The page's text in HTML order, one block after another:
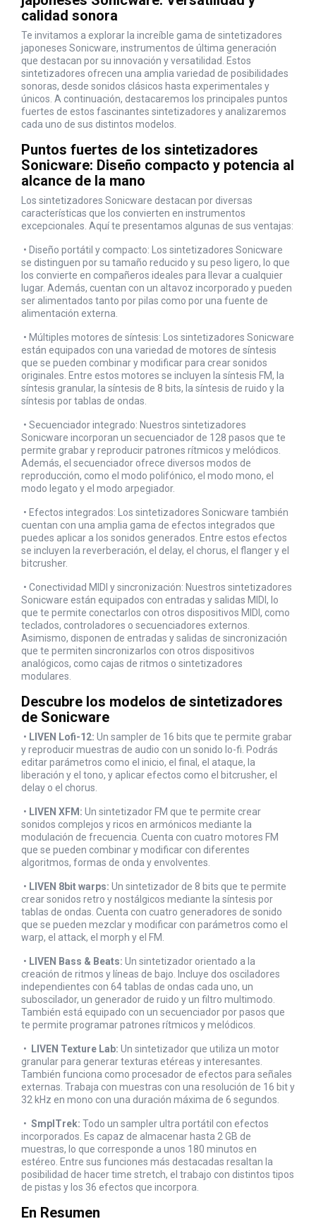
calidad sonora
Te invitamos a explorar la increíble gama de sintetizadores
japoneses Sonicware, instrumentos de última generación
que destacan por su innovación y versatilidad. Estos
sintetizadores ofrecen una amplia variedad de posibilidades
sonoras, desde sonidos clásicos hasta experimentales y
únicos. A continuación, destacaremos los principales puntos
fuertes de estos fascinantes sintetizadores y analizaremos
cada uno de sus distintos modelos.
Puntos fuertes de los sintetizadores
Sonicware: Diseño compacto y potencia al
alcance de la mano
Los sintetizadores Sonicware destacan por diversas
características que los convierten en instrumentos
excepcionales. Aquí te presentamos algunas de sus ventajas:
• Diseño portátil y compacto: Los sintetizadores Sonicware
se distinguen por su tamaño reducido y su peso ligero, lo que
los convierte en compañeros ideales para llevar a cualquier
lugar. Además, cuentan con un altavoz incorporado y pueden
ser alimentados tanto por pilas como por una fuente de
alimentación externa.
• Múltiples motores de síntesis: Los sintetizadores Sonicware
están equipados con una variedad de motores de síntesis
que se pueden combinar y modificar para crear sonidos
originales. Entre estos motores se incluyen la síntesis FM, la
síntesis granular, la síntesis de 8 bits, la síntesis de ruido y la
síntesis por tablas de ondas.
• Secuenciador integrado: Nuestros sintetizadores
Sonicware incorporan un secuenciador de 128 pasos que te
permite grabar y reproducir patrones rítmicos y melódicos.
Además, el secuenciador ofrece diversos modos de
reproducción, como el modo polifónico, el modo mono, el
modo legato y el modo arpegiador.
• Efectos integrados: Los sintetizadores Sonicware también
cuentan con una amplia gama de efectos integrados que
puedes aplicar a los sonidos generados. Entre estos efectos
se incluyen la reverberación, el delay, el chorus, el flanger y el
bitcrusher.
• Conectividad MIDI y sincronización: Nuestros sintetizadores
Sonicware están equipados con entradas y salidas MIDI, lo
que te permite conectarlos con otros dispositivos MIDI, como
teclados, controladores o secuenciadores externos.
Asimismo, disponen de entradas y salidas de sincronización
que te permiten sincronizarlos con otros dispositivos
analógicos, como cajas de ritmos o sintetizadores
modulares.
Descubre los modelos de sintetizadores
de Sonicware
• LIVEN Lofi-12: Un sampler de 16 bits que te permite grabar
y reproducir muestras de audio con un sonido lo-fi. Podrás
editar parámetros como el inicio, el final, el ataque, la
liberación y el tono, y aplicar efectos como el bitcrusher, el
delay o el chorus.
• LIVEN XFM: Un sintetizador FM que te permite crear
sonidos complejos y ricos en armónicos mediante la
modulación de frecuencia. Cuenta con cuatro motores FM
que se pueden combinar y modificar con diferentes
algoritmos, formas de onda y envolventes.
• LIVEN 8bit warps: Un sintetizador de 8 bits que te permite
crear sonidos retro y nostálgicos mediante la síntesis por
tablas de ondas. Cuenta con cuatro generadores de sonido
que se pueden mezclar y modificar con parámetros como el
warp, el attack, el morph y el FM.
• LIVEN Bass & Beats: Un sintetizador orientado a la
creación de ritmos y líneas de bajo. Incluye dos osciladores
independientes con 64 tablas de ondas cada uno, un
suboscilador, un generador de ruido y un filtro multimodo.
También está equipado con un secuenciador por pasos que
te permite programar patrones rítmicos y melódicos.
• LIVEN Texture Lab: Un sintetizador que utiliza un motor
granular para generar texturas etéreas y interesantes.
También funciona como procesador de efectos para señales
externas. Trabaja con muestras con una resolución de 16 bit y
32 kHz en mono con una duración máxima de 6 segundos.
• SmplTrek: Todo un sampler ultra portátil con efectos
incorporados. Es capaz de almacenar hasta 2 GB de
muestras, lo que corresponde a unos 180 minutos en
estéreo. Entre sus funciones más destacadas resaltan la
posibilidad de hacer time stretch, el trabajo con distintos tipos
de pistas y los 36 efectos que incorpora.
En Resumen